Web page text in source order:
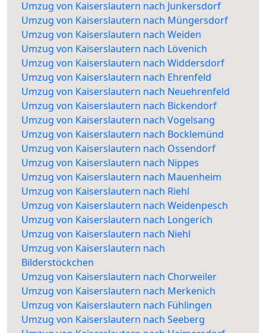
Umzug von Kaiserslautern nach Junkersdorf
Umzug von Kaiserslautern nach Müngersdorf
Umzug von Kaiserslautern nach Weiden
Umzug von Kaiserslautern nach Lövenich
Umzug von Kaiserslautern nach Widdersdorf
Umzug von Kaiserslautern nach Ehrenfeld
Umzug von Kaiserslautern nach Neuehrenfeld
Umzug von Kaiserslautern nach Bickendorf
Umzug von Kaiserslautern nach Vogelsang
Umzug von Kaiserslautern nach Bocklemünd
Umzug von Kaiserslautern nach Ossendorf
Umzug von Kaiserslautern nach Nippes
Umzug von Kaiserslautern nach Mauenheim
Umzug von Kaiserslautern nach Riehl
Umzug von Kaiserslautern nach Weidenpesch
Umzug von Kaiserslautern nach Longerich
Umzug von Kaiserslautern nach Niehl
Umzug von Kaiserslautern nach
Bilderstöckchen
Umzug von Kaiserslautern nach Chorweiler
Umzug von Kaiserslautern nach Merkenich
Umzug von Kaiserslautern nach Fühlingen
Umzug von Kaiserslautern nach Seeberg